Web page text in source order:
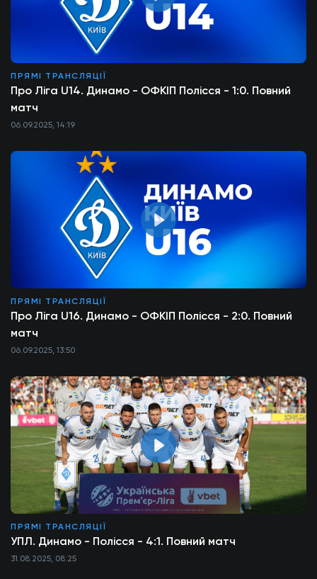
ПРЯМІ ТРАНСЛЯЦІЇ
Про Ліга U14. Динамо - ОФКІП Полісся - 1:0. Повний
матч
06.09.2025, 14:19
ПРЯМІ ТРАНСЛЯЦІЇ
Про Ліга U16. Динамо - ОФКІП Полісся - 2:0. Повний
матч
06.09.2025, 13:50
ПРЯМІ ТРАНСЛЯЦІЇ
УПЛ. Динамо - Полісся - 4:1. Повний матч
31.08.2025, 08:25